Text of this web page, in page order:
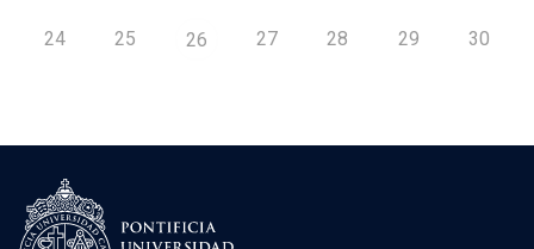
24 25 26 27 28 29 30